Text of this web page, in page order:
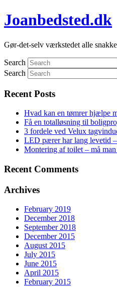
Joanbedsted.dk
Gør-det-selv værkstedet alle
Search
Search
Recent Posts
Hvad kan en tømrer hjælpe
Få en totalløsning til
3 fordele ved Velux
LED pærer har lang levetid
Montering af toilet – må man
Recent Comments
Archives
February 2019
December 2018
September 2018
December 2015
August 2015
July 2015
June 2015
April 2015
February 2015